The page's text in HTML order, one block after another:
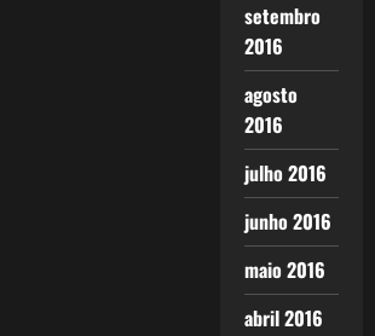
setembro
2016
agosto
2016
julho 2016
junho 2016
maio 2016
abril 2016